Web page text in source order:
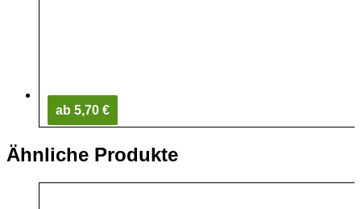
ab 5,70 €
Ähnliche Produkte